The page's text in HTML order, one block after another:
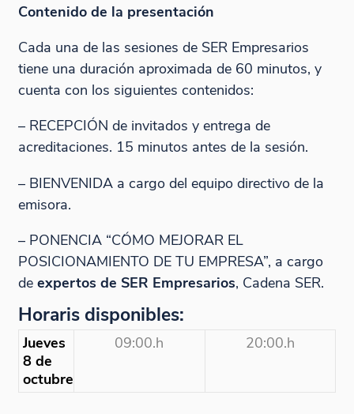
Contenido de la presentación
Cada una de las sesiones de SER Empresarios
tiene una duración aproximada de 60 minutos, y
cuenta con los siguientes contenidos:
– RECEPCIÓN de invitados y entrega de
acreditaciones. 15 minutos antes de la sesión.
– BIENVENIDA a cargo del equipo directivo de la
emisora.
– PONENCIA “C´ÓMO MEJORAR EL
POSICIONAMIENTO DE TU EMPRESA”, a cargo
de expertos de SER Empresarios, Cadena SER.
Horaris disponibles:
Jueves
8 de
octubre
09:00.h 20:00.h